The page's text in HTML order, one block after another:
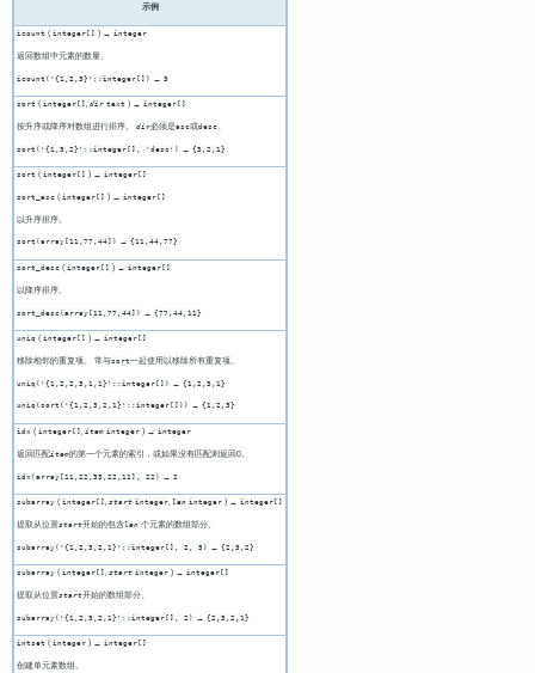
示例
icount ( integer[] ) → integer
返回数组中元素的数量。
icount('{1,2,3}'::integer[]) → 3
sort ( integer[] , dir text ) → integer[]
按升序或降序对数组进行排序。 dir必须是asc或desc。
sort('{1,3,2}'::integer[], 'desc') → {3,2,1}
sort ( integer[] ) → integer[]
sort_asc( integer[] ) → integer[]
以升序排序。
sort(array[11,77,44]) → {11,44,77}
sort_desc( integer[] ) → integer[]
以降序排序。
sort_desc(array[11,77,44]) → {77,44,11}
uniq ( integer[] ) → integer[]
移除相邻的重复项。 常与sort一起使用以移除所有重复项。
uniq('{1,2,2,3,1,1}'::integer[]) → {1,2,3,1}
uniq(sort('{1,2,3,2,1}'::integer[])) → {1,2,3}
idx ( integer[] , item integer) → integer
返回匹配item的第一个元素的索引，或如果没有匹配则返回0。
idx(array[11,22,33,22,11], 22) → 2
subarray( integer[] , start integer, len integer) → integer[]
提取从位置start开始的包含len个元素的数组部分。
subarray('{1,2,3,2,1}'::integer[], 2, 3) → {2,3,2}
subarray( integer[] , start integer) → integer[]
提取从位置start开始的数组部分。
subarray('{1,2,3,2,1}'::integer[], 2) → {2,3,2,1}
intset ( integer) → integer[]
创建单元素数组。